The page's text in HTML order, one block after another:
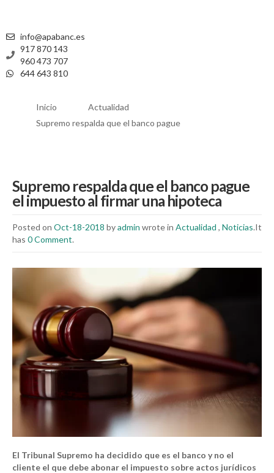
info@apabanc.es
917 870 143
960 473 707
644 643 810
Inicio
Actualidad
Supremo respalda que el banco pague
Supremo respalda que el banco pague
el impuesto al firmar una hipoteca
Posted on Oct-18-2018 byadmin wrote in Actualidad , Noticias.It
has 0 Comment.
El Tribunal Supremo ha decidido que es el banco y no el
cliente el que debe abonar el impuesto sobre actos jurídicos